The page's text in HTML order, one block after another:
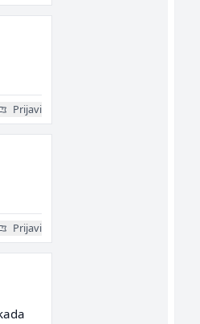
Prijavi
Prijavi